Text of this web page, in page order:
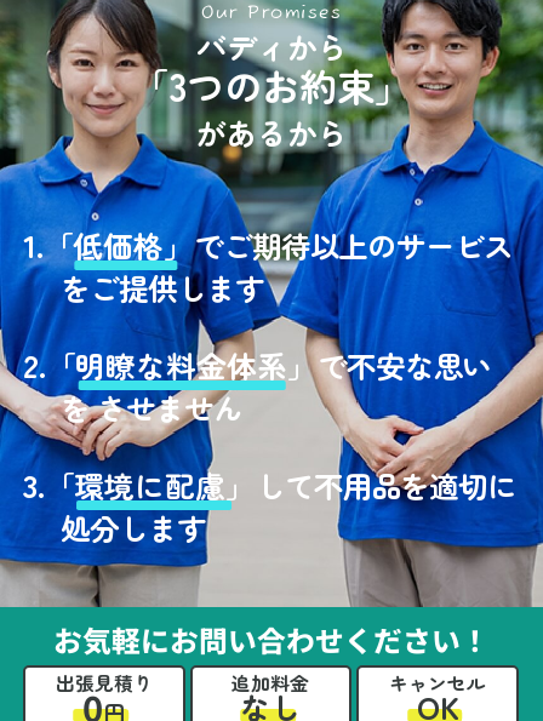
Our Promises
バディから
「3つのお約束」
があるから
1.「低価格」でご期待以上のサービス
をご提供します
2.「明瞭な料金体系」で不安な思い
を させません
3. 「環境に配慮」
して不用品を適切に
処分します
お気軽にお問い合わせください！
出張見積り
0円
追加料金
なし
キャンセル
OK